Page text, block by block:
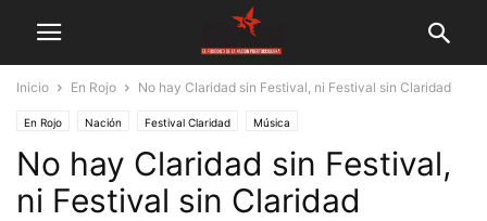
Inicio En Rojo No hay Claridad sin Festival, ni Festival sin Claridad
En Rojo Nación Festival Claridad Música
No hay Claridad sin Festival,
ni Festival sin Claridad